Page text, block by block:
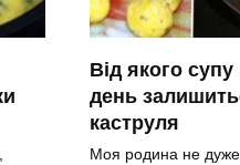
Від якого
день
каструля
Моя родина не